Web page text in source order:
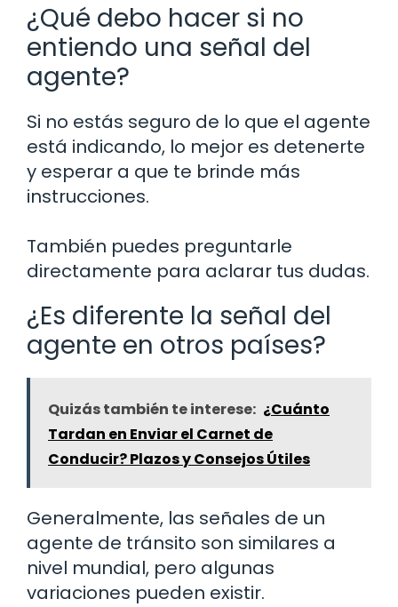
¿Qué debo hacer si no
entiendo una señal del
agente?
Si no estás seguro de lo que el agente
está indicando, lo mejor es detenerte
y esperar a que te brinde más
instrucciones.
También puedes preguntarle
directamente para aclarar tus dudas.
¿Es diferente la señal del
agente en otros países?
Quizás también te interese: ¿Cuánto
Tardan en Enviar el Carnet de
Conducir? Plazos y Consejos Útiles
Generalmente, las señales de un
agente de tránsito son similares a
nivel mundial, pero algunas
variaciones pueden existir.